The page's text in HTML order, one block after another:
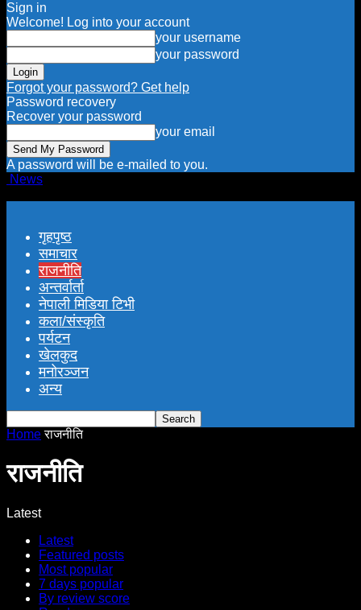
Sign in
Welcome! Log into your account
your username
your password
Forgot your password? Get help
Password recovery
Recover your password
your email
A password will be e-mailed to you.
News
गृहपृष्ठ
समाचार
राजनीति
अन्तर्वार्ता
नेपाली मिडिया टिभी
कला/संस्कृति
पर्यटन
खेलकुद
मनोरञ्जन
अन्य
Home राजनीति
राजनीति
Latest
Latest
Featured posts
Most popular
7 days popular
By review score